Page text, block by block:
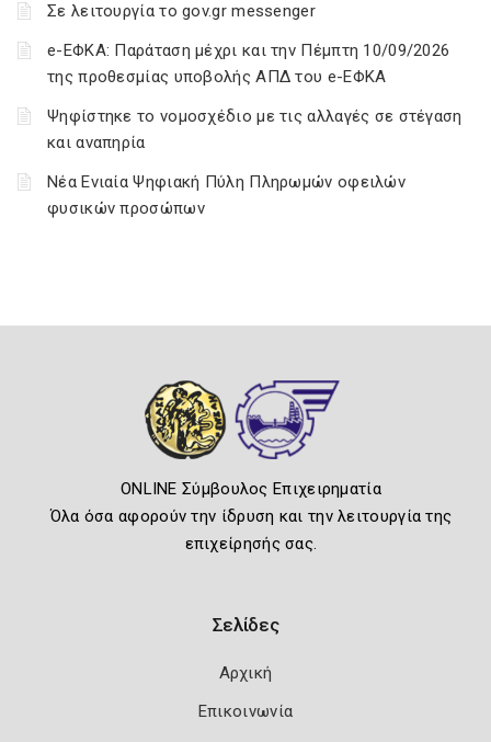
Σε λειτουργία το gov.gr messenger
e-ΕΦΚΑ: Παράταση μέχρι και την Πέμπτη 10/09/2026
της προθεσμίας υποβολής ΑΠΔ του e-ΕΦΚΑ
Ψηφίστηκε το νομοσχέδιο με τις αλλαγές σε στέγαση
και αναπηρία
Νέα Ενιαία Ψηφιακή Πύλη Πληρωμών οφειλών
φυσικών προσώπων
ONLINE Σύμβουλος Επιχειρηματία
Όλα όσα αφορούν την ίδρυση και την λειτουργία της
επιχείρησής σας.
Σελίδες
Αρχική
Επικοινωνία